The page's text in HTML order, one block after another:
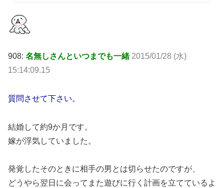
908: 名無しさんといつまでも一緒 2015/01/28 (水)
15:14:09.15
質問させて下さい。
結婚して約9か月です。
嫁が浮気していました。
発覚したそのときに相手の男とは切らせたのですが、
どうやら翌日に会ってまた遊びに行く計画を立てているよ